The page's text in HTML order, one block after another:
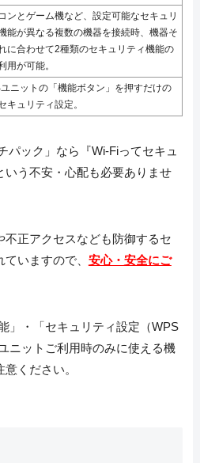
ンとゲーム機など、設定可能なセキュリ
能が異なる複数の機器を接続時、機器そ
に合わせて2種類のセキュリティ機能の
用が可能。
ニットの「機能ボタン」を押すだけの
キュリティ設定。
パック」なら『Wi-Fiってセキュ
う不安・心配も必要ありませ
不正アクセスなども防御するセ
いますので、 安心・安全にご
」・「セキュリティ設定（WPS
ニットご利用時のみに使える機
ください。